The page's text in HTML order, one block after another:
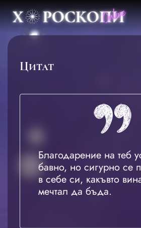
Цитат
Благодарение на теб
бавно, но сигурно се
в себе си, какъвто
мечтал да бъда.